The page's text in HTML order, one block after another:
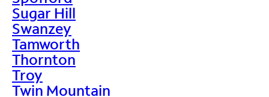
Sugar Hill
Swanzey
Tamworth
Thornton
Troy
Twin Mountain